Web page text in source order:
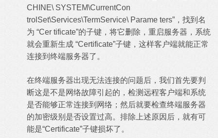
CHINE\ SYSTEM\CurrentCon
trolSet\Services\TermService\ Parame ters”，找到名
为 “Cer tificate”的子键，将它删除，重启服务器，系统
就会重新生成 “Certificate”子键，这样客户端就能正常
连接到终端服务器了。
在终端服务器出现无法连接的问题后，我们首先要判
断这是不是网络故障引起的，检测远程客户端和系统
是否能够正常连接到网络；然后就要检查终端服务器
的加密级别是否设置过高。排除上述原因后，就有可
能是“Certificate”子键损坏了。